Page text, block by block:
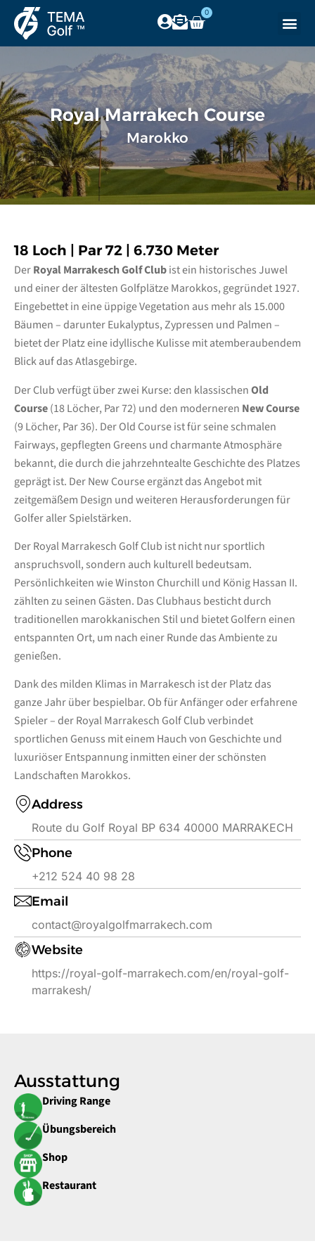
0
Royal Marrakech Course
Marokko
18 Loch | Par 72 | 6.730 Meter
DerRoyal Marrakesch Golf Clubist ein historisches Juwel
und einer der ältesten Golfplätze Marokkos, gegründet 1927.
Eingebettet in eine üppige Vegetation aus mehr als 15.000
Bäumen – darunter Eukalyptus, Zypressen und Palmen –
bietet der Platz eine idyllische Kulisse mit atemberaubendem
Blick auf das Atlasgebirge.
Der Club verfügt über zwei Kurse: den klassischenOld
Course(18 Löcher, Par 72) und den moderneren New Course
(9 Löcher, Par 36). Der Old Course ist für seine schmalen
Fairways, gepflegten Greens und charmante Atmosphäre
bekannt, die durch die jahrzehntealte Geschichte des Platzes
geprägt ist. Der New Course ergänzt das Angebot mit
zeitgemäßem Design und weiteren Herausforderungen für
Golfer aller Spielstärken.
Der Royal Marrakesch Golf Club ist nicht nur sportlich
anspruchsvoll, sondern auch kulturell bedeutsam.
Persönlichkeiten wie Winston Churchill und König Hassan II.
zählten zu seinen Gästen. Das Clubhaus besticht durch
traditionellen marokkanischen Stil und bietet Golfern einen
entspannten Ort, um nach einer Runde das Ambiente zu
genießen.
Dank des milden Klimas in Marrakesch ist der Platz das
ganze Jahr über bespielbar. Ob für Anfänger oder erfahrene
Spieler – der Royal Marrakesch Golf Club verbindet
sportlichen Genuss mit einem Hauch von Geschichte und
luxuriöser Entspannung inmitten einer der schönsten
Landschaften Marokkos.
Address
Route du Golf Royal BP 634 40000 MARRAKECH
Phone
+212 524 40 98 28
Email
contact@royalgolfmarrakech.com
Website
https://royal-golf-marrakech.com/en/royal-golf-
marrakesh/
Ausstattung
Driving Range
Übungsbereich
Shop
Restaurant